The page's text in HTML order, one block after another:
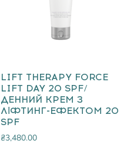
LIFT THERAPY FORCE
LIFT DAY 20 SPF/
ДЕННИЙ КРЕМ З
ЛІФТИНГ-ЕФЕКТОМ 20
SPF
₴3,480.00